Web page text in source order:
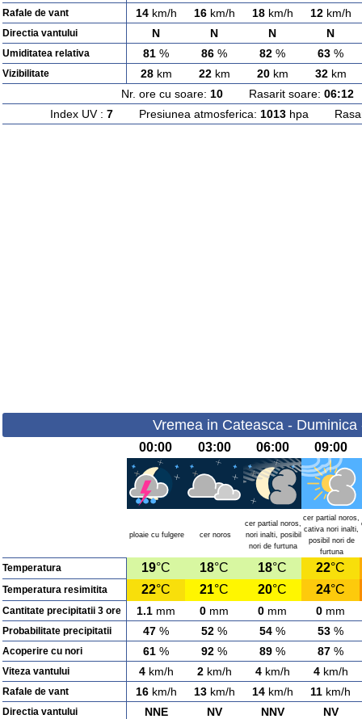
Rafale de vant 14km/h 16km/h 18km/h 12km/h
Directia vantului N N N N
Umiditatea relativa 81 % 86 % 82 % 63 %
Vizibilitate 28km 22km 20km 32km
Nr. ore cu soare: 10Rasarit soare: 06:12
Index UV : 7Presiunea atmosferica: 1013hpa
Vremea in Cateasca - Duminica
00:00 03:00 06:00 09:00
ploaie cu fulgere cer noros
cer partial noros,
nori inalti, posibil
nori de furtuna
cer partial noros,
cativa nori inalti,
posibil nori de
furtuna
Temperatura 19°C 18°C 18°C 22°C
Temperatura resimitita 22°C 21°C 20°C 24°C
Cantitate precipitatii 3 ore 1.1 mm 0 mm 0 mm 0 mm
Probabilitate precipitatii 47 % 52 % 54 % 53 %
Acoperire cu nori 61 % 92 % 89 % 87 %
Viteza vantului 4km/h 2km/h 4km/h 4km/h
Rafale de vant 16km/h 13km/h 14km/h 11 km/h
Directia vantului NNE NV NNV NV